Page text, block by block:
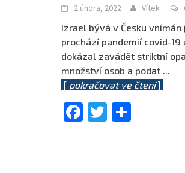
2 února, 2022 Vítek
Izrael bývá v Česku vnímán
prochází pandemií covid-19
dokázal zavádět striktní
množství osob a podat ...
[ pokračovat ve čtení]
Facebook
Twitter